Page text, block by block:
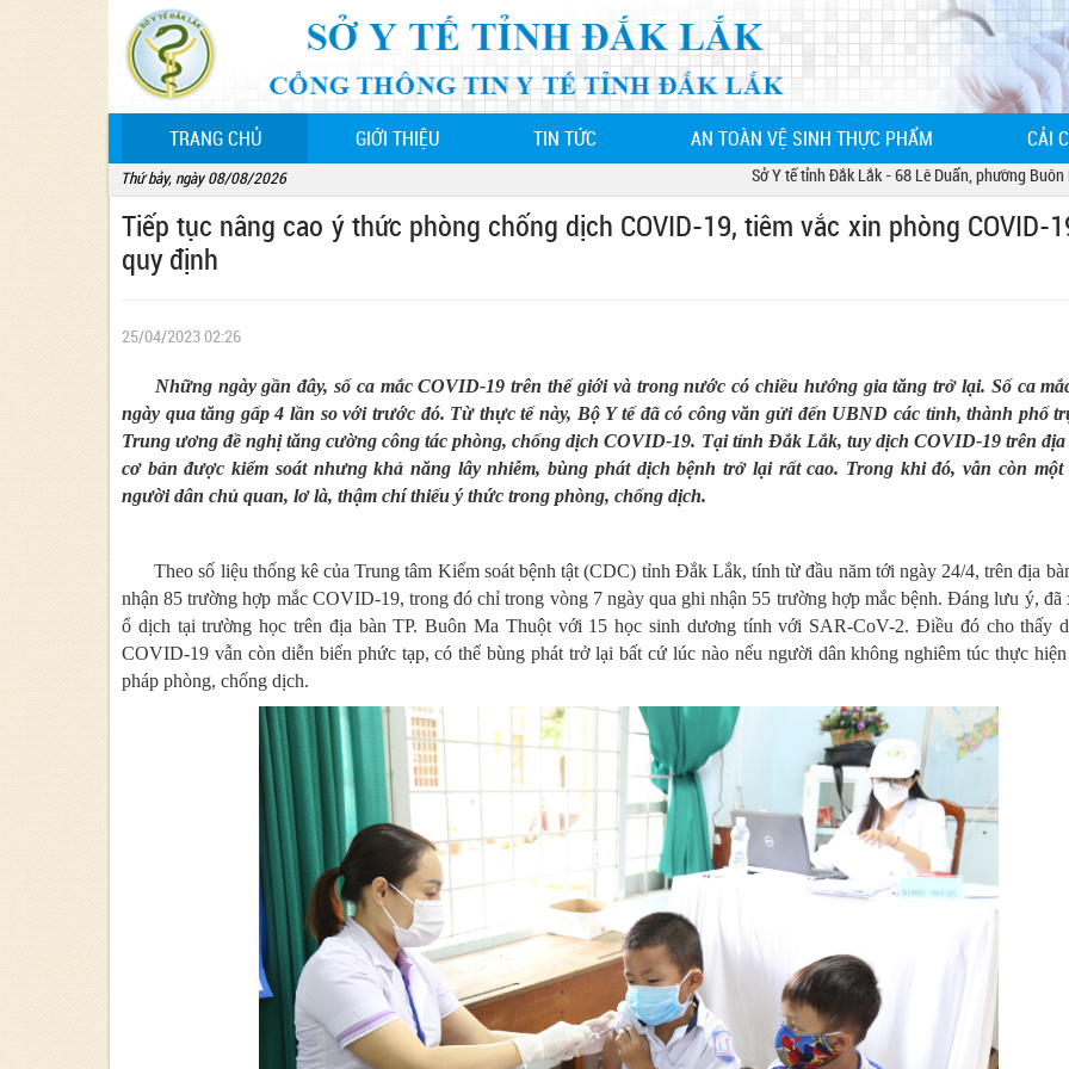
TRANG CHỦ(CURRENT) GIỚI THIỆU TIN TỨC AN TOÀN VỆ SINH THỰC PHẨM CẢI
Thứ bảy, ngày 08/08/2026 Sở Y tế tỉnh Đắk Lắk - 68 Lê Duẩn, phường Buôn Ma
Tiếp tục nâng cao ý thức phòng chống dịch COVID-19, tiêm vắc xin phòng COVID-
quy định
25/04/2023 02:26
Những ngày gần đây, số ca mắc COVID-19 trên thế giới và trong nước có chiều hướng gia tăng trở lại. Số ca
ngày qua tăng gấp 4 lần so với trước đó. Từ thực tế này, Bộ Y tế đã có công văn gửi đến UBND các tỉnh, thành phố
Trung ương đề nghị tăng cường công tác phòng, chống dịch COVID-19. Tại tỉnh Đắk Lắk, tuy dịch COVID-19 trên địa
cơ bản được kiểm soát nhưng khả năng lây nhiễm, bùng phát dịch bệnh trở lại rất cao. Trong khi đó, vẫn còn một
người dân chủ quan, lơ là, thậm chí thiếu ý thức trong phòng, chống dịch.
Theo số liệu thống kê của Trung tâm Kiểm soát bệnh tật (CDC) tỉnh Đắk Lắk, tính từ đầu năm tới ngày 24/4, trên địa
nhận 85 trường hợp mắc COVID-19, trong đó chỉ trong vòng 7 ngày qua ghi nhận 55 trường hợp mắc bệnh. Đáng lưu ý, đã
ổ dịch tại trường học trên địa bàn TP. Buôn Ma Thuột với 15 học sinh dương tính với SAR-CoV-2. Điều đó cho thấy
COVID-19 vẫn còn diễn biến phức tạp, có thể bùng phát trở lại bất cứ lúc nào nếu người dân không nghiêm túc thực hiện
pháp phòng, chống dịch.